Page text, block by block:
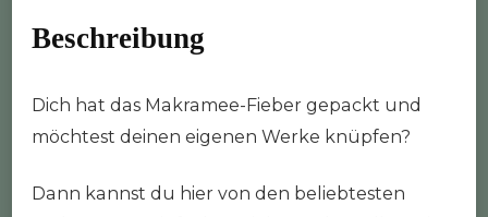
Beschreibung
Dich hat das Makramee-Fieber gepackt und
möchtest deinen eigenen Werke knüpfen?
Dann kannst du hier von den beliebtesten